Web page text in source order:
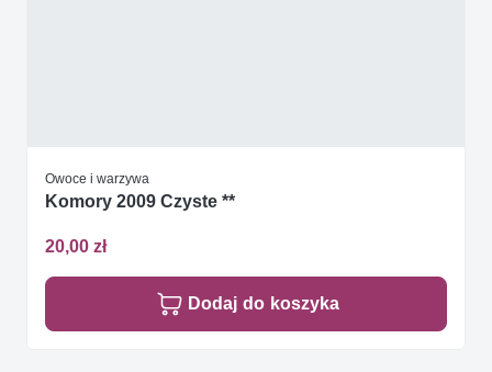
Owoce i warzywa
Komory 2009 Czyste **
20,00 zł
Dodaj do koszyka